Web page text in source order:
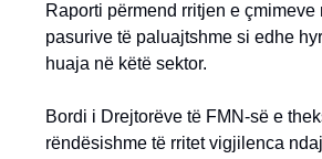
Raporti përmend rritjen e çmimeve
pasurive të paluajtshme si edhe
huaja në këtë sektor.
Bordi i Drejtorëve të FMN-së e
rëndësishme të rritet vigjilenca